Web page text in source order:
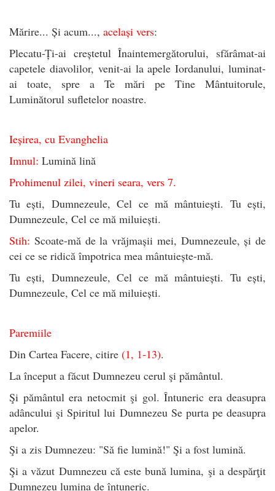
Mărire... Și acum..., același vers:
Plecatu-Ți-ai creștetul Înaintemergătorului, sfărâmat-ai
capetele diavolilor, venit-ai la apele Iordanului, luminat-
ai toate, spre a Te mări pe Tine Mântuitorule,
Luminătorul sufletelor noastre.
Ieșirea, cu Evanghelia
Imnul: Lumină lină
Prohimenul zilei, vineri seara, vers 7.
Tu ești, Dumnezeule, Cel ce mă mântuiești. Tu ești,
Dumnezeule, Cel ce mă miluiești.
Stih: Scoate-mă de la vrăjmașii mei, Dumnezeule, și de
cei ce se ridică împotrica mea mântuiește-mă.
Tu ești, Dumnezeule, Cel ce mă mântuiești. Tu ești,
Dumnezeule, Cel ce mă miluiești.
Paremiile
Din Cartea Facere, citire (1, 1-13).
La început a făcut Dumnezeu cerul şi pământul.
Şi pământul era netocmit şi gol. Întuneric era deasupra
adâncului şi Spiritul lui Dumnezeu Se purta pe deasupra
apelor.
Şi a zis Dumnezeu: "Să fie lumină!" Şi a fost lumină.
Şi a văzut Dumnezeu că este bună lumina, şi a despărţit
Dumnezeu lumina de întuneric.